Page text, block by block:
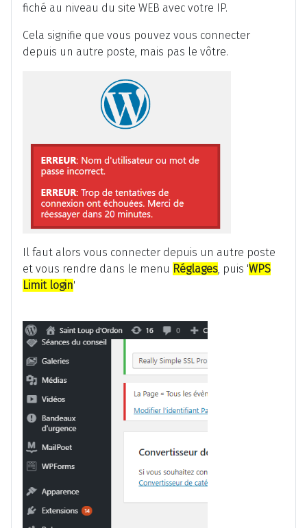
fiché au niveau du site WEB avec votre IP.
Cela signifie que vous pouvez vous connecter
depuis un autre poste, mais pas le vôtre.
Il faut alors vous connecter depuis un autre poste
et vous rendre dans le menu Réglages , puis 'WPS
Limit login'